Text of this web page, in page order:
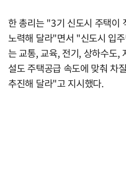
한 총리는 "3기 신도시 주택이
노력해 달라"면서 "신도시 입
는 교통, 교육, 전기, 상하수도,
설도 주택공급 속도에 맞춰 차
추진해 달라"고 지시했다.